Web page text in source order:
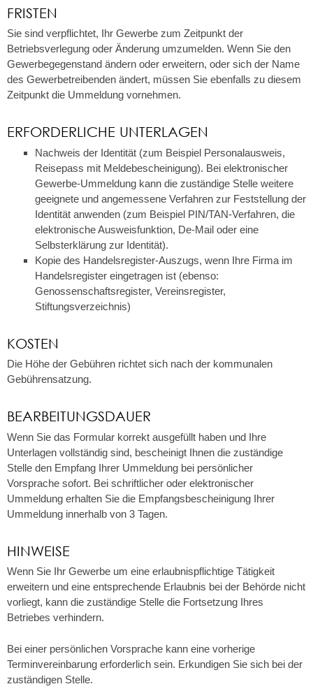
FRISTEN
Sie sind verpflichtet, Ihr Gewerbe zum Zeitpunkt der
Betriebsverlegung oder Änderung umzumelden. Wenn Sie den
Gewerbegegenstand ändern oder erweitern, oder sich der Name
des Gewerbetreibenden ändert, müssen Sie ebenfalls zu diesem
Zeitpunkt die Ummeldung vornehmen.
ERFORDERLICHE UNTERLAGEN
Nachweis der Identität (zum Beispiel Personalausweis,
Reisepass mit Meldebescheinigung). Bei elektronischer
Gewerbe-Ummeldung kann die zuständige Stelle weitere
geeignete und angemessene Verfahren zur Feststellung der
Identität anwenden (zum Beispiel PIN/TAN-Verfahren, die
elektronische Ausweisfunktion, De-Mail oder eine
Selbsterklärung zur Identität).
Kopie des Handelsregister-Auszugs, wenn Ihre Firma im
Handelsregister eingetragen ist (ebenso:
Genossenschaftsregister, Vereinsregister,
Stiftungsverzeichnis)
KOSTEN
Die Höhe der Gebühren richtet sich nach der kommunalen
Gebührensatzung.
BEARBEITUNGSDAUER
Wenn Sie das Formular korrekt ausgefüllt haben und Ihre
Unterlagen vollständig sind, bescheinigt Ihnen die zuständige
Stelle den Empfang Ihrer Ummeldung bei persönlicher
Vorsprache sofort. Bei schriftlicher oder elektronischer
Ummeldung erhalten Sie die Empfangsbescheinigung Ihrer
Ummeldung innerhalb von 3 Tagen.
HINWEISE
Wenn Sie Ihr Gewerbe um eine erlaubnispflichtige Tätigkeit
erweitern und eine entsprechende Erlaubnis bei der Behörde nicht
vorliegt, kann die zuständige Stelle die Fortsetzung Ihres
Betriebes verhindern.
Bei einer persönlichen Vorsprache kann eine vorherige
Terminvereinbarung erforderlich sein. Erkundigen Sie sich bei der
zuständigen Stelle.